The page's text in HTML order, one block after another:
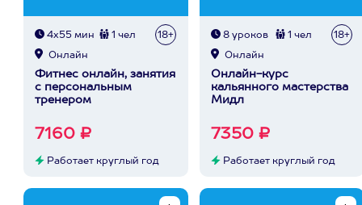
4х55 мин 1 чел 18+
Онлайн
Фитнес онлайн, занятия
с персональным
тренером
7160 ₽
Работает круглый год
8 уроков 1 чел 18+
Онлайн
Онлайн-курс
кальянного мастерства
Мидл
7350 ₽
Работает круглый год